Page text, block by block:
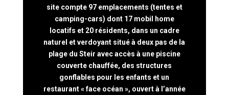
site compte 97 emplacements (tentes et
camping-cars) dont 17 mobil home
locatifs et 20 résidents, dans un cadre
naturel et verdoyant situé à deux pas de la
plage du Steir avec accès à une piscine
couverte chauffée, des structures
gonflables pour les enfants et un
restaurant « face océan », ouvert à l’année